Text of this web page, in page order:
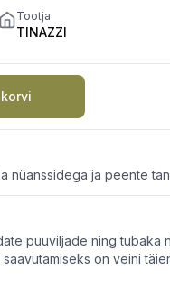
Tootja
TINAZZI
nüanssidega ja peente
puuviljade ning tubaka
on veini